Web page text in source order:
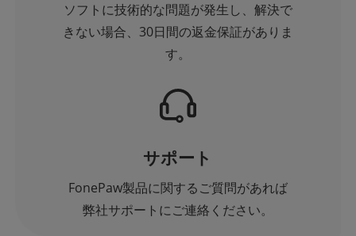
ソフトに技術的な問題が発生し、解決で
きない場合、30日間の返金保証がありま
す。
サポート
FonePaw製品に関するご質問があれば
弊社サポートにご連絡ください。